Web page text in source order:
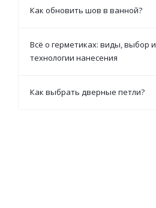
Как обновить шов в ванной?
Всё о герметиках: виды, выбор и
технологии нанесения
Как выбрать дверные петли?